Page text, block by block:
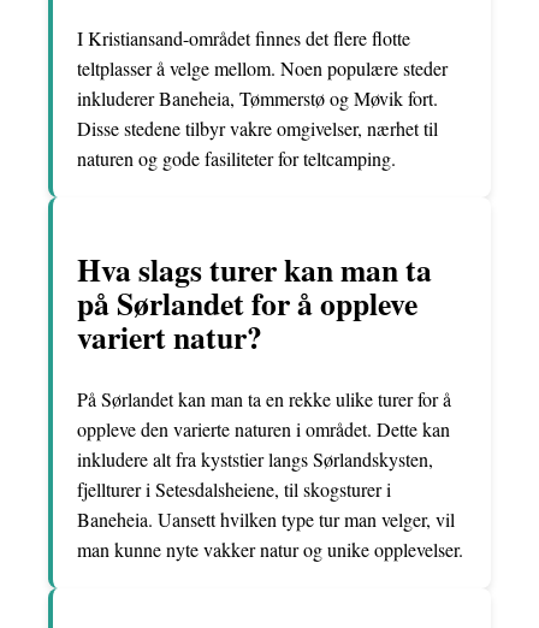
I Kristiansand-området finnes det flere flotte
teltplasser å velge mellom. Noen populære steder
inkluderer Baneheia, Tømmerstø og Møvik fort.
Disse stedene tilbyr vakre omgivelser, nærhet til
naturen og gode fasiliteter for teltcamping.
Hva slags turer kan man ta
på Sørlandet for å oppleve
variert natur?
På Sørlandet kan man ta en rekke ulike turer for å
oppleve den varierte naturen i området. Dette kan
inkludere alt fra kyststier langs Sørlandskysten,
fjellturer i Setesdalsheiene, til skogsturer i
Baneheia. Uansett hvilken type tur man velger, vil
man kunne nyte vakker natur og unike opplevelser.